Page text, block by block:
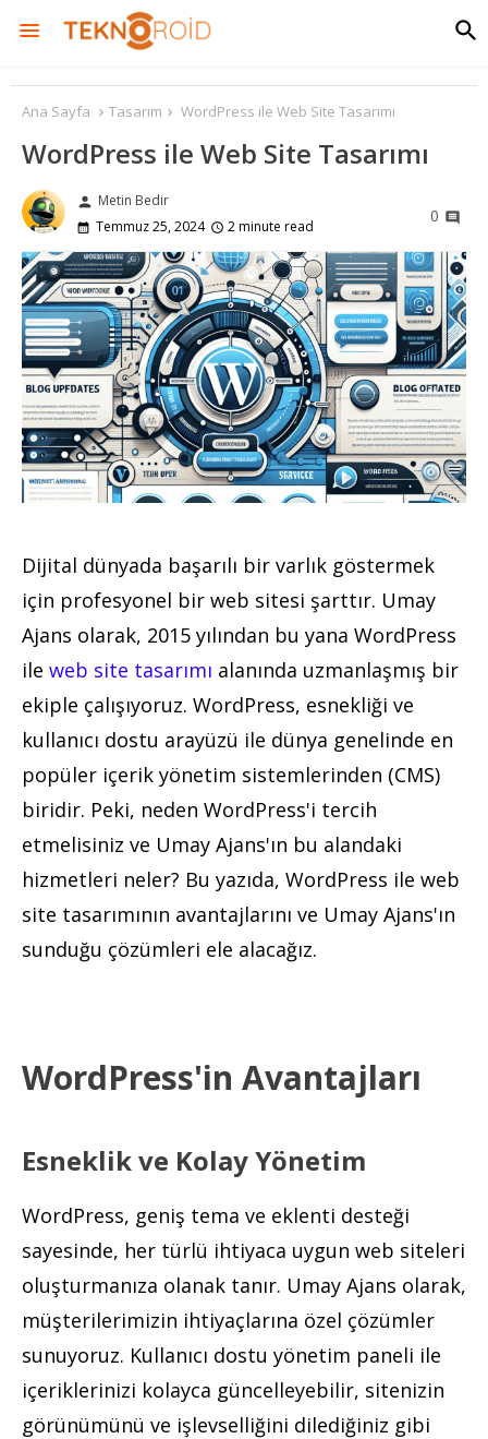
Ana Sayfa Tasarım WordPress ile Web Site Tasarımı
WordPress ile Web Site Tasarımı
person Metin Bedir
Temmuz 25, 2024
2 minute read
0
Dijital dünyada başarılı bir varlık göstermek
için profesyonel bir web sitesi şarttır. Umay
Ajans olarak, 2015 yılından bu yana WordPress
ile web site tasarımı alanında uzmanlaşmış bir
ekiple çalışıyoruz. WordPress, esnekliği ve
kullanıcı dostu arayüzü ile dünya genelinde en
popüler içerik yönetim sistemlerinden (CMS)
biridir. Peki, neden WordPress'i tercih
etmelisiniz ve Umay Ajans'ın bu alandaki
hizmetleri neler? Bu yazıda, WordPress ile web
site tasarımının avantajlarını ve Umay Ajans'ın
sunduğu çözümleri ele alacağız.
WordPress'in Avantajları
Esneklik ve Kolay Yönetim
WordPress, geniş tema ve eklenti desteği
sayesinde, her türlü ihtiyaca uygun web siteleri
oluşturmanıza olanak tanır. Umay Ajans olarak,
müşterilerimizin ihtiyaçlarına özel çözümler
sunuyoruz. Kullanıcı dostu yönetim paneli ile
içeriklerinizi kolayca güncelleyebilir, sitenizin
görünümünü ve işlevselliğini dilediğiniz gibi